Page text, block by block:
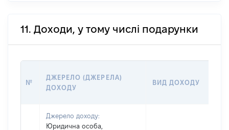
11. Доходи, у тому числі подарунки
№
ДЖЕРЕЛО (ДЖЕРЕЛА)
ДОХОДУ
ВИД ДОХОДУ
Джерело доходу:
Юридична особа,